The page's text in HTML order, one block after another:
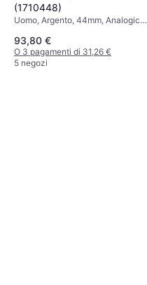
(1710448)
Uomo, Argento, 44mm, Analogico,
93,80 €
O 3 pagamenti di 31,26 €
5 negozi